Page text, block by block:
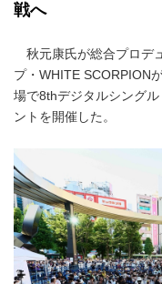
戦へ
秋元康氏が総合プロデ
プ・WHITE SCORPION
場で8thデジタルシング
ントを開催した。